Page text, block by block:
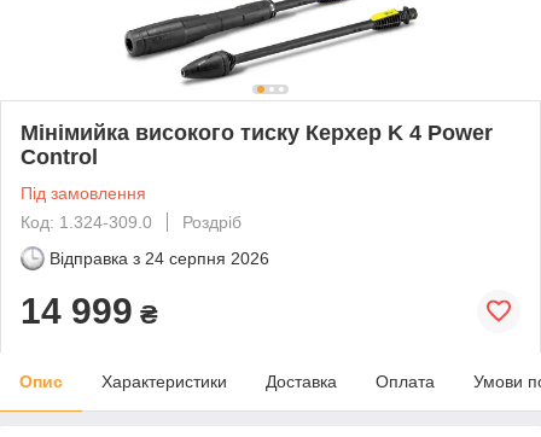
Мінімийка високого тиску Керхер K 4 Power
Control
Під замовлення
Код: 1.324-309.0
Роздріб
Відправка з 24 серпня 2026
14 999 ₴
Опис Характеристики Доставка Оплата Умови